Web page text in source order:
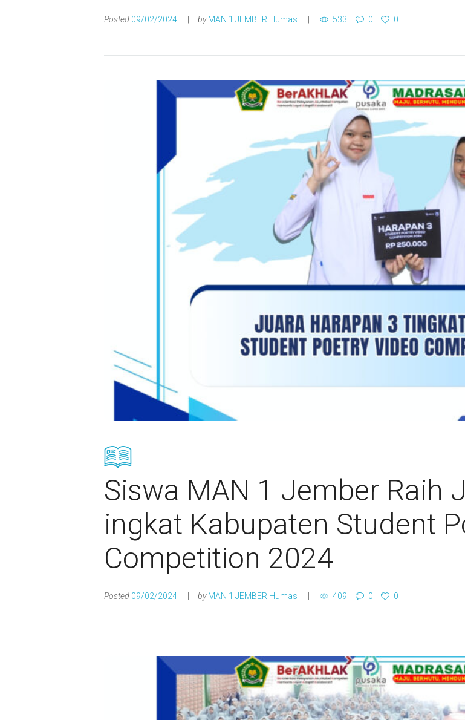
Posted 09/02/2024 byMAN 1 JEMBER Humas 533 0 0
Siswa MAN 1 Jember Raih
ingkat Kabupaten Student
Competition 2024
Posted 09/02/2024 byMAN 1 JEMBER Humas 409 0 0